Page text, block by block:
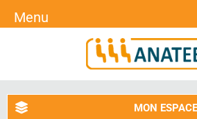
MON ESPACE
Menu